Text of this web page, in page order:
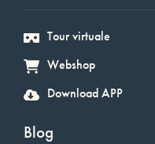
Tour virtuale
Webshop
Download APP
Blog